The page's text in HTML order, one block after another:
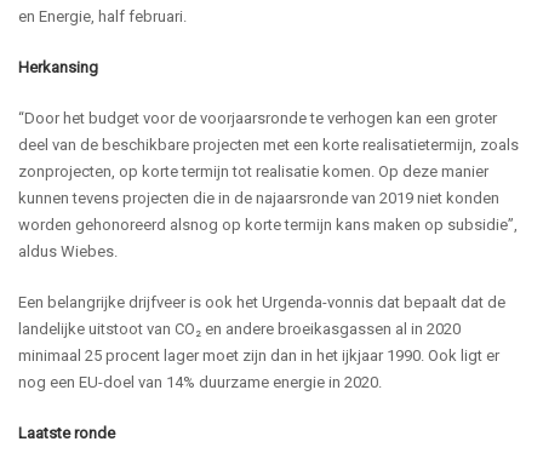
en Energie, half februari.
Herkansing
“Door het budget voor de voorjaarsronde te verhogen kan een groter
deel van de beschikbare projecten met een korte realisatietermijn, zoals
zonprojecten, op korte termijn tot realisatie komen. Op deze manier
kunnen tevens projecten die in de najaarsronde van 2019 niet konden
worden gehonoreerd alsnog op korte termijn kans maken op subsidie”,
aldus Wiebes
Een belangrijke drijfveer is ook het Urgenda-vonnis dat bepaalt dat de
landelijke uitstoot van CO₂ en andere broeikasgassen al in 2020
minimaal 25 procent lager moet zijn dan in het ijkjaar1990. Ook ligt er
nog een EU-doel van 14% duurzame energie in 2020
Laatste ronde